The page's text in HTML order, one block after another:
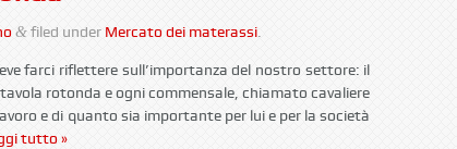
&filed under Mercato dei materassi.
farci riflettere sull’importanza del nostro settore: il
rotonda e ogni commensale, chiamato cavaliere
e di quanto sia importante per lui e per la società
tutto »